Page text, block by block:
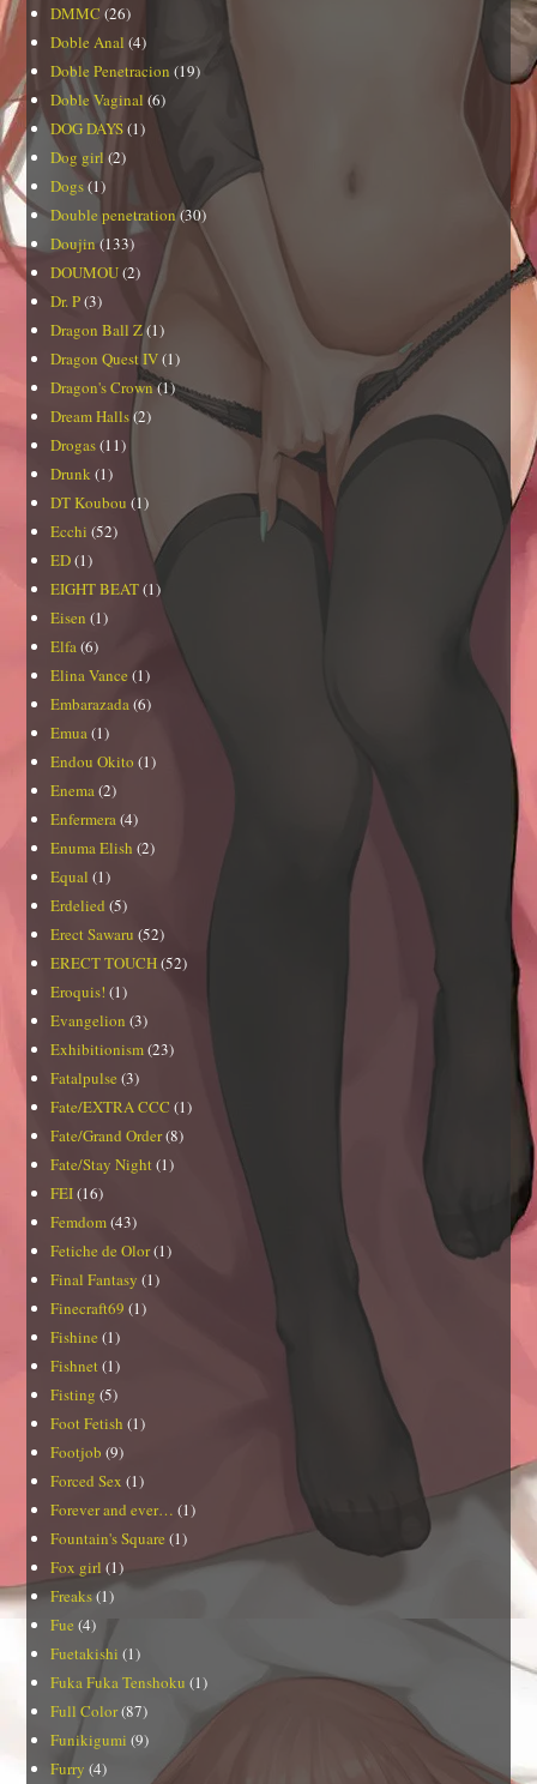
DMMC (26)
Doble Anal (4)
Doble Penetracion (19)
Doble Vaginal (6)
DOG DAYS(1)
Dog girl (2)
Dogs(1)
Double penetration(30)
Doujin(133)
DOUMOU(2)
Dr. P(3)
Dragon Ball Z(1)
Dragon Quest IV(1)
Dragon's Crown(1)
Dream Halls(2)
Drogas(11)
Drunk (1)
DT Koubou (1)
Ecchi (52)
ED(1)
EIGHT BEAT(1)
Eisen (1)
Elfa(6)
Elina Vance (1)
Embarazada(6)
Emua(1)
Endou Okito (1)
Enema(2)
Enfermera(4)
Enuma Elish (2)
Equal (1)
Erdelied (5)
Erect Sawaru (52)
ERECT TOUCH(52)
Eroquis! (1)
Evangelion (3)
Exhibitionism(23)
Fatalpulse (3)
Fate/EXTRA CCC (1)
Fate/Grand Order(8)
Fate/Stay Night (1)
FEI(16)
Femdom(43)
Fetiche de Olor(1)
Final Fantasy (1)
Finecraft69 (1)
Fishine (1)
Fishnet (1)
Fisting (5)
Foot Fetish (1)
Footjob (9)
Forced Sex (1)
Forever and ever… (1)
Fountain's Square (1)
Fox girl (1)
Freaks(1)
Fue (4)
Fuetakishi (1)
Fuka Fuka Tenshoku (1)
Full Color(87)
Funikigumi (9)
Furry (4)